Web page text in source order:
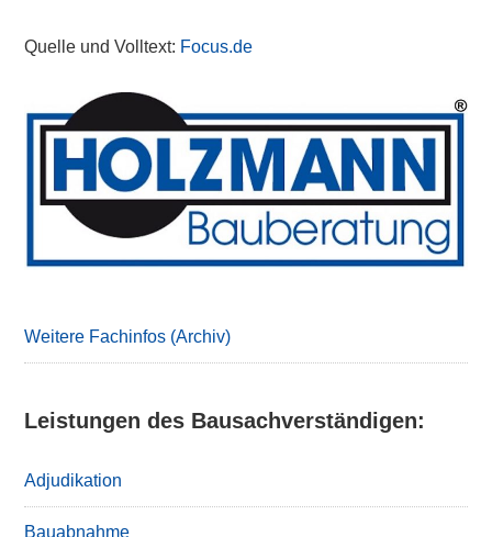
Quelle und Volltext: Focus.de
Primary
Sidebar
Weitere Fachinfos (Archiv)
Leistungen des Bausachverständigen:
Adjudikation
Bauabnahme